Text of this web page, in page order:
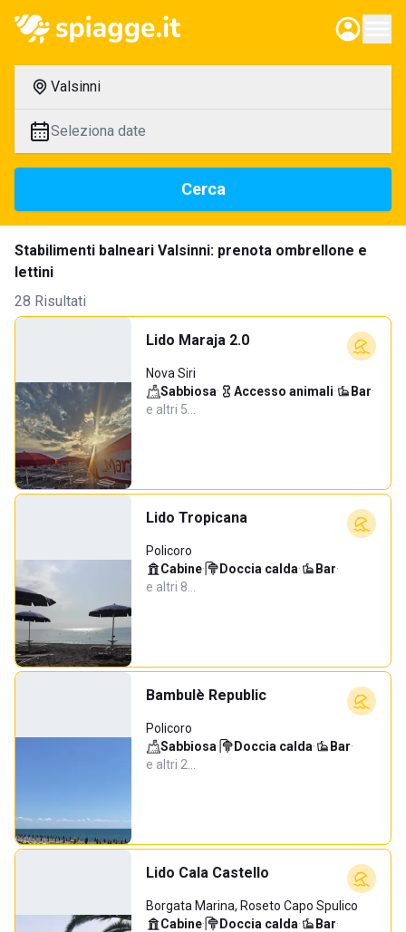
Valsinni
Seleziona date
Cerca
Stabilimenti balneari Valsinni: prenota ombrellone e
lettini
28 Risultati
Lido Maraja 2.0
Nova Siri
Sabbiosa· Accesso animali· Bar·
e altri 5…
Lido Tropicana
Policoro
Cabine· Doccia calda· Bar·
e altri 8…
Bambulè Republic
Policoro
Sabbiosa· Doccia calda· Bar·
e altri 2…
Lido Cala Castello
Borgata Marina, Roseto Capo Spulico
Cabine· Doccia calda· Bar·